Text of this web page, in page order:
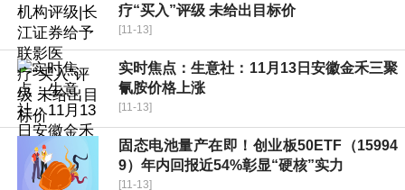
疗“买入”评级 未给出目标价
[11-13]
实时焦点：生意社：11月13日安徽金禾三聚
氰胺价格上涨
[11-13]
固态电池量产在即！创业板50ETF（15994
9）年内回报近54%彰显“硬核”实力
[11-13]